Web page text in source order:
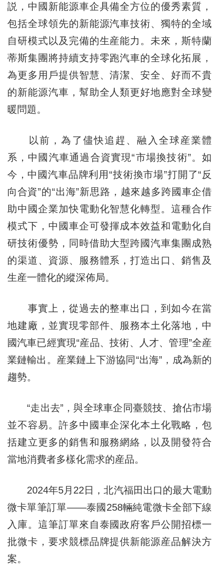
説，中國新能源車企具備全方位的優秀素質，
包括全球領先的新能源汽車技術、獨特的全域
自研模式以及完備的生産能力。未來，斯特蘭
蒂斯集團將持續支持零跑汽車的全球化拓展，
為更多用戶提供智慧、清潔、安全、好而不貴
的新能源汽車，幫助全人類更好地應對全球變
暖問題。
以前，為了儘快追趕、融入全球産業體
系，中國汽車通過合資實現“市場換技術”。如
今，中國汽車品牌利用“技術換市場”打開了“反
向合資”的“出海”新思路，越來越多跨國車企借
助中國企業加快電動化智慧化轉型。這種合作
模式下，中國車企可發揮成本效益和電動化自
研技術優勢，同時借助大型跨國汽車集團成熟
的渠道、資源、服務體系，打造出口、銷售及
生産一體化的縱深佈局。
事實上，從過去的整車出口，到如今在當
地建廠，並實現零部件、服務本土化落地，中
國汽車已經實現“産品、技術、人才、管理”全産
業鏈輸出。産業鏈上下游協同“出海”，成為新的
趨勢。
“走出去”，與全球車企同臺競技、搶佔市場
並不容易。許多中國車企深化本土化戰略，包
括建立更多的銷售和服務網絡，以及開發符合
當地消費者多樣化需求的産品。
2024年5月22日，北汽福田出口的最大電動
微卡單筆訂單——泰國258輛純電微卡全部下線
入庫。這筆訂單來自泰國政府客戶公開招標一
批微卡，要求競標品牌提供新能源産品解決方
案。